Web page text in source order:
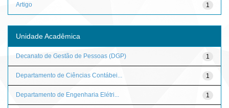
1
Artigo
Unidade Acadêmica
1
Decanato de Gestão de Pessoas (DGP)
1
Departamento de Ciências Contábei...
1
Departamento de Engenharia Elétri...